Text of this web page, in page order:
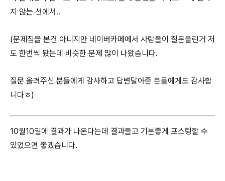
지 않는 선에서..
(문제집을 본건 아니지만 네이버카페에서 사람들이 질문올린거 저
도 한번씩 봤는데 비슷한 문제 많이 나왔습니다.
질문 올려주신 분들에게 감사하고 답변달아준 분들에게도 감사합
니다ㅎ)
10월10일에 결과가 나온다는데 결과들고 기분좋게 포스팅할 수
있었으면 좋겠습니다.